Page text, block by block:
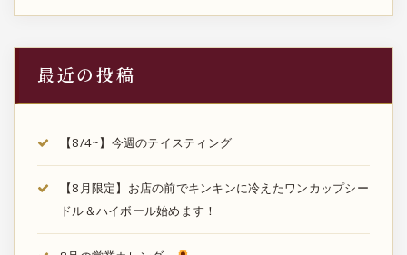
り
最近の投稿
【8/4~】今週のテイスティング
【8月限定】お店の前でキンキンに冷えたワンカップシー
ドル＆ハイボール始めます！